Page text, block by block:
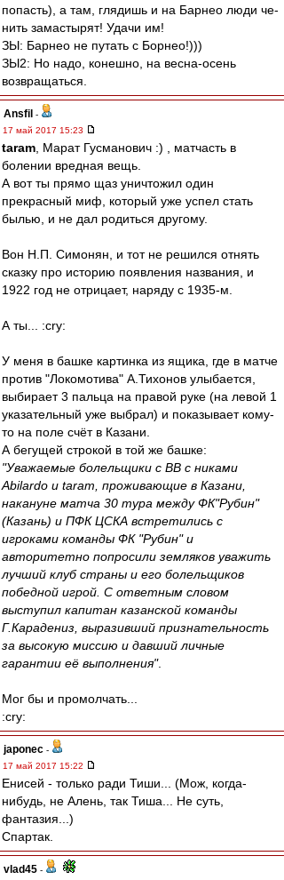
попасть), а там, глядишь и на Барнео люди че-
нить замастырят! Удачи им!
ЗЫ: Барнео не путать с Борнео!)))
ЗЫ2: Но надо, конешно, на весна-осень
возвращаться.
Ansfil -
17 май 2017 15:23
taram , Марат Гусманович :) , матчасть в
болении вредная вещь.
А вот ты прямо щаз уничтожил один
прекрасный миф, который уже успел стать
былью, и не дал родиться другому.
Вон Н.П. Симонян, и тот не решился отнять
сказку про историю появления названия, и
1922 год не отрицает, наряду с 1935-м.
А ты... :cry:
У меня в башке картинка из ящика, где в матче
против "Локомотива" А.Тихонов улыбается,
выбирает 3 пальца на правой руке (на левой 1
указательный уже выбрал) и показывает кому-
то на поле счёт в Казани.
А бегущей строкой в той же башке:
"Уважаемые болельщики с ВВ с никами
Abilardo и taram, проживающие в Казани,
накануне матча 30 тура между ФК"Рубин"
(Казань) и ПФК ЦСКА встретились с
игроками команды ФК "Рубин" и
авторитетно попросили земляков уважить
лучший клуб страны и его болельщиков
победной игрой. С ответным словом
выступил капитан казанской команды
Г.Карадениз, выразивший признательность
за высокую миссию и давший личные
гарантии её выполнения".
Мог бы и промолчать...
:cry:
japonec -
17 май 2017 15:22
Енисей - только ради Тиши... (Мож, когда-
нибудь, не Алень, так Тиша... Не суть,
фантазия...)
Спартак.
vlad45 -